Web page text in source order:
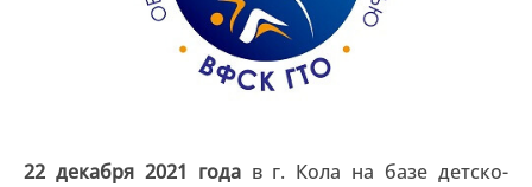
22 декабря 2021 года в г. Кола на базе детско-